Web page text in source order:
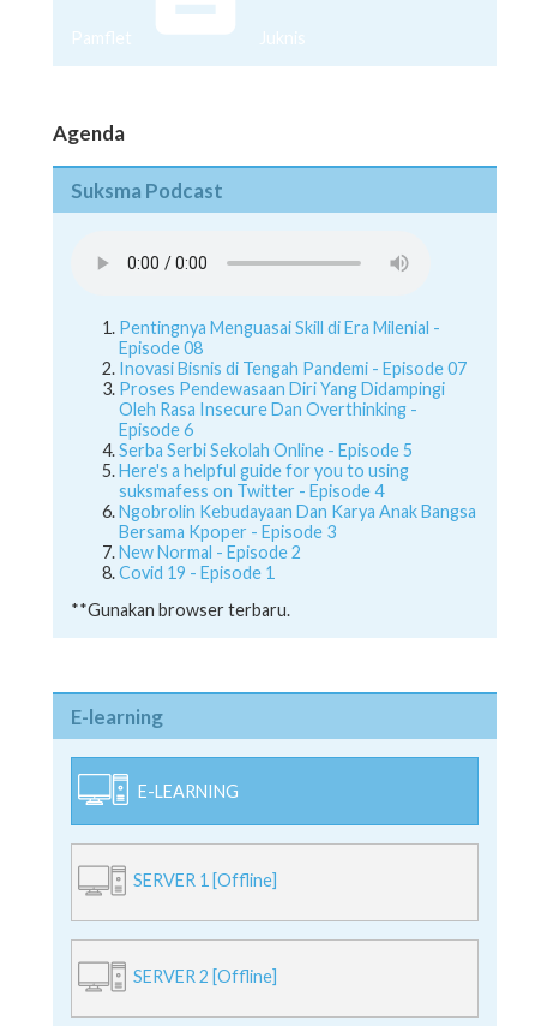
Pamflet Juknis
Agenda
Suksma Podcast
Pentingnya Menguasai Skill di Era Milenial -
Episode 08
Inovasi Bisnis di Tengah Pandemi - Episode 07
Proses Pendewasaan Diri Yang Didampingi
Oleh Rasa Insecure Dan Overthinking -
Episode 6
Serba Serbi Sekolah Online - Episode 5
Here's a helpful guide for you to using
suksmafess on Twitter - Episode 4
Ngobrolin Kebudayaan Dan Karya Anak Bangsa
Bersama Kpoper - Episode 3
New Normal - Episode 2
Covid 19 - Episode 1
**Gunakan browser terbaru.
E-learning
E-LEARNING
SERVER 1 [Offline]
SERVER 2 [Offline]